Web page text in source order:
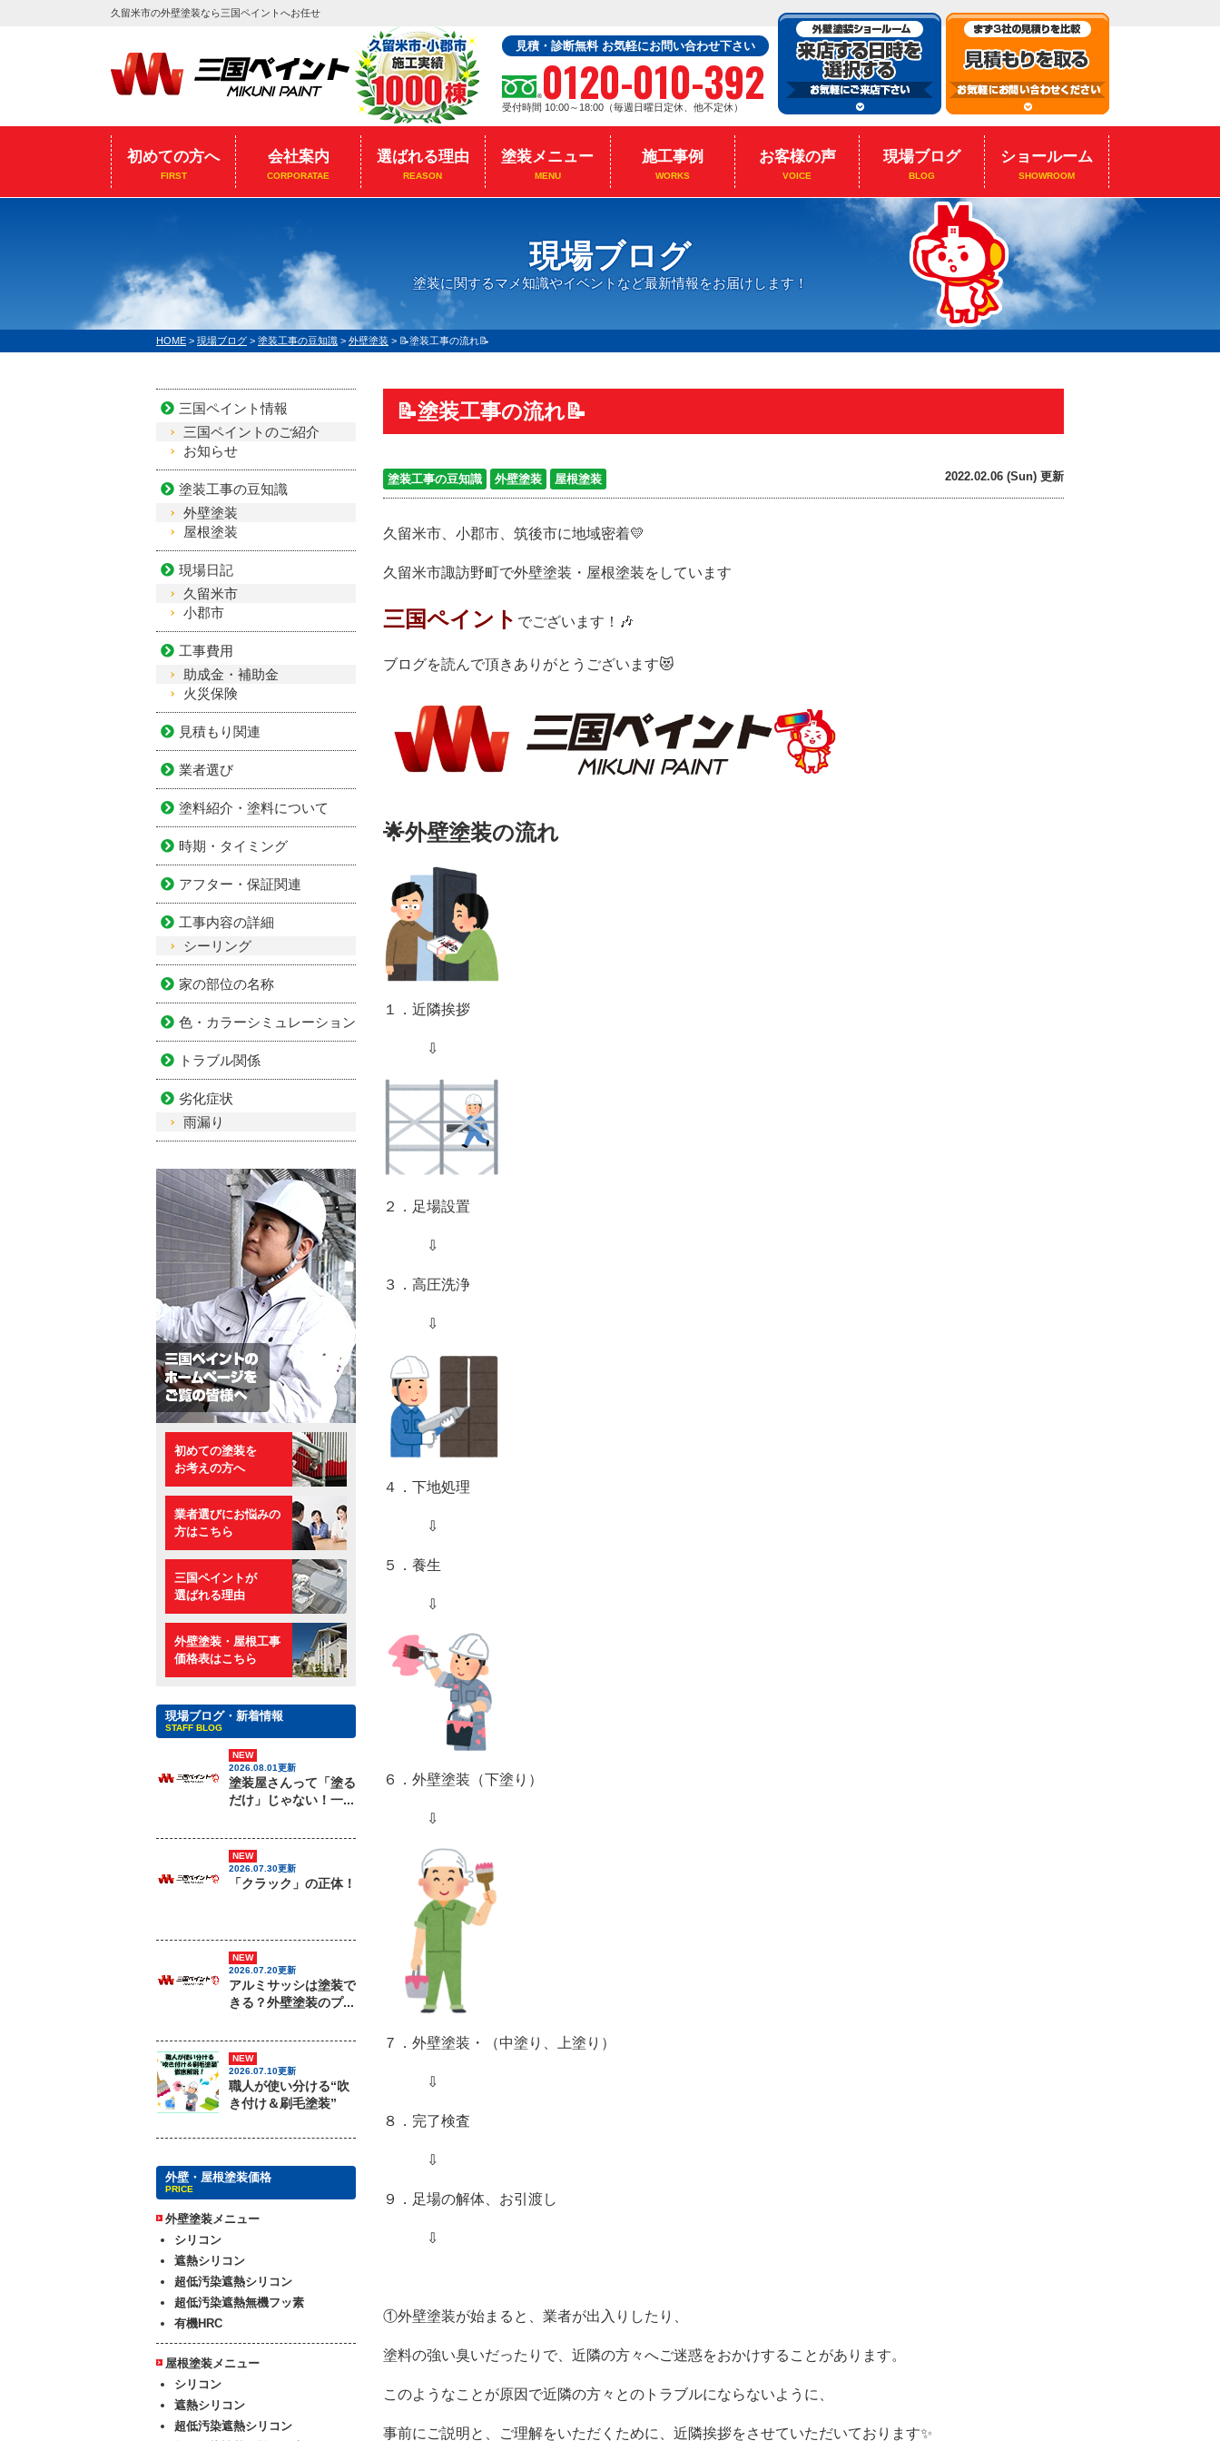
久留米市の外壁塗装なら三国ペイントへお任せ
見積・診断無料 お気軽にお問い合わせ下さい
0120-010-392
受付時間 10:00～18:00（毎週日曜日定休、他不定休）
初めての方へ
FIRST
会社案内
CORPORATAE
選ばれる理由
REASON
塗装メニュー
MENU
施工事例
WORKS
お客様の声
VOICE
現場ブログ
BLOG
ショールーム
SHOWROOM
現場ブログ
塗装に関するマメ知識やイベントなど最新情報をお届けします！
HOME > 現場ブログ > 塗装工事の豆知識 > 外壁塗装 > 📝塗装工事の流れ📝
📝塗装工事の流れ📝
塗装工事の豆知識 外壁塗装 屋根塗装 2022.02.06 (Sun) 更新
久留米市、小郡市、筑後市に地域密着💛
久留米市諏訪野町で外壁塗装・屋根塗装をしています
三国ペイント でございます！🎶
ブログを読んで頂きありがとうございます😻
🌟外壁塗装の流れ
１．近隣挨拶
⇩
２．足場設置
⇩
３．高圧洗浄
⇩
４．下地処理
⇩
５．養生
⇩
６．外壁塗装（下塗り）
⇩
７．外壁塗装・（中塗り、上塗り）
⇩
８．完了検査
⇩
９．足場の解体、お引渡し
⇩
①外壁塗装が始まると、業者が出入りしたり、
塗料の強い臭いだったりで、近隣の方々へご迷惑をおかけすることがあります。
このようなことが原因で近隣の方々とのトラブルにならないように、
事前にご説明と、ご理解をいただくために、近隣挨拶をさせていただいております✨
三国ペイント情報
三国ペイントのご紹介
お知らせ
塗装工事の豆知識
外壁塗装
屋根塗装
現場日記
久留米市
小郡市
工事費用
助成金・補助金
火災保険
見積もり関連
業者選び
塗料紹介・塗料について
時期・タイミング
アフター・保証関連
工事内容の詳細
シーリング
家の部位の名称
色・カラーシミュレーション
トラブル関係
劣化症状
雨漏り
初めての塗装を
お考えの方へ
業者選びにお悩みの
方はこちら
三国ペイントが
選ばれる理由
外壁塗装・屋根工事
価格表はこちら
現場ブログ・新着情報
STAFF BLOG
NEW
2026.08.01更新
塗装屋さんって「塗る
だけ」じゃない！一...
NEW
2026.07.30更新
「クラック」の正体！
NEW
2026.07.20更新
アルミサッシは塗装で
きる？外壁塗装のプ...
NEW
2026.07.10更新
職人が使い分ける“吹
き付け＆刷毛塗装”
外壁・屋根塗装価格
PRICE
外壁塗装メニュー
シリコン
遮熱シリコン
超低汚染遮熱シリコン
超低汚染遮熱無機フッ素
有機HRC
屋根塗装メニュー
シリコン
遮熱シリコン
超低汚染遮熱シリコン